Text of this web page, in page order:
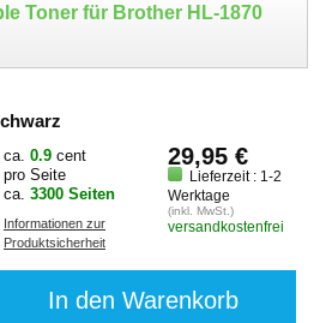
Toner für Brother HL-1870
TN-7300 BK, schwarz
ca. 0.9 cent
pro Seite
ca. 3300 Seiten
Informationen zur
Produktsicherheit
29,95 €
Lieferzeit : 1-2
Werktage
(inkl. MwSt.)
versandkostenfrei
In den Warenkorb